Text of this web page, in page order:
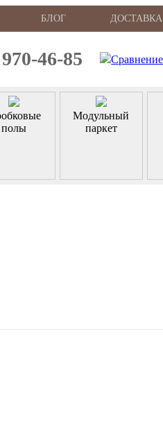
БЛОГ ДОСТАВКА
46-85
полы
Модульный
паркет